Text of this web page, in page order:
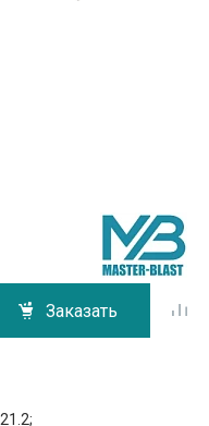
Заказать
21.2;